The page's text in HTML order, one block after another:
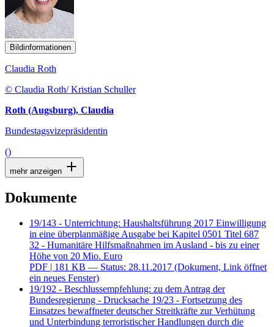
Bildinformationen
Claudia Roth
© Claudia Roth/ Kristian Schuller
Roth (Augsburg), Claudia
Bundestagsvizepräsidentin
()
mehr anzeigen
Dokumente
19/143 - Unterrichtung: Haushaltsführung 2017 Einwilligung
in eine überplanmäßige Ausgabe bei Kapitel 0501 Titel 687
32 - Humanitäre Hilfsmaßnahmen im Ausland - bis zu einer
Höhe von 20 Mio. Euro
PDF | 181 KB — Status: 28.11.2017 (Dokument, Link öffnet
ein neues Fenster)
19/192 - Beschlussempfehlung: zu dem Antrag der
Bundesregierung - Drucksache 19/23 - Fortsetzung des
Einsatzes bewaffneter deutscher Streitkräfte zur Verhütung
und Unterbindung terroristischer Handlungen durch die